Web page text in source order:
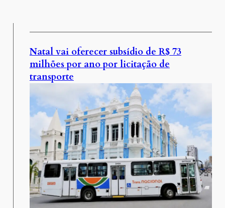
Natal vai oferecer subsídio de R$ 73
milhões por ano por licitação de
transporte